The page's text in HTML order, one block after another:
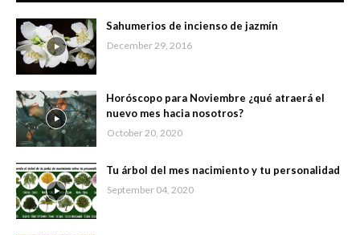
Sahumerios de incienso de jazmín
December 29, 2016
Horóscopo para Noviembre ¿qué atraerá el
nuevo mes hacia nosotros?
October 20, 2020
Tu árbol del mes nacimiento y tu personalidad
September 04, 2020